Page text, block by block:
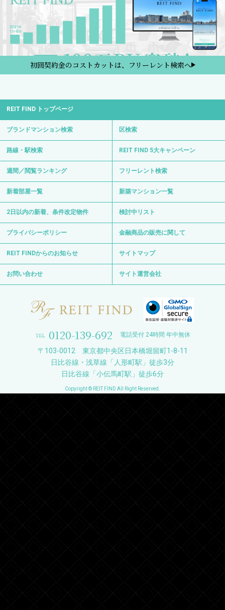
初回契約金のコストカットは、フリーレント検索へ
REIT FIND トップページ
ブランドマンション検索 区検索
路線・駅検索 REIT FIND 5大キャンペーン
週間／閲覧ランキング フリーレント検索
新着部屋一覧 新築マンション一覧
2日以内の新着、条件改定物件 検討中リスト
プライバシーポリシー 金融商品の販売に関して
REIT FINDからのお知らせ サイトマップ
お問い合わせ サイト運営会社
0120-139-692 電話受付 24時間 年中無休
〒103-0012 東京都中央区日本橋堀留町1-8-11
日比谷線・浅草線「人形町駅」徒歩3分
日比谷線「小伝馬町駅」徒歩6分
Copyright © REIT FIND All Right Reserved.